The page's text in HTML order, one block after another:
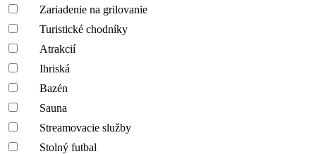
Zariadenie na grilovanie
Turistické chodníky
Atrakcií
Ihriská
Bazén
Sauna
Streamovacie služby
Stolný futbal